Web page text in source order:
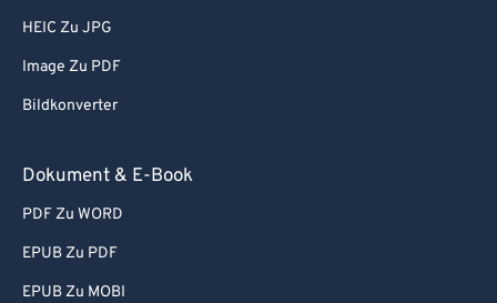
HEIC Zu JPG
Image Zu PDF
Bildkonverter
Dokument & E-Book
PDF Zu WORD
EPUB Zu PDF
EPUB Zu MOBI